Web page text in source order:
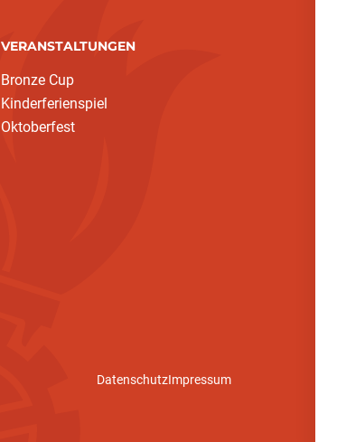
VERANSTALTUNGEN
Bronze Cup
Kinderferienspiel
Oktoberfest
DatenschutzImpressum